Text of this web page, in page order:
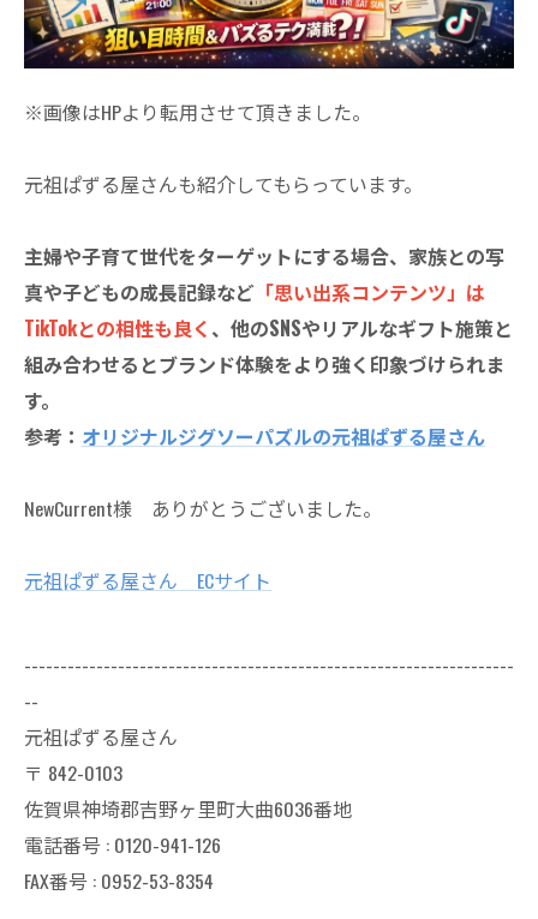
※画像はHPより転用させて頂きました。
元祖ぱずる屋さんも紹介してもらっています。
主婦や子育て世代をターゲットにする場合、家族との写
真や子どもの成長記録など 「思い出系コンテンツ」は
TikTokとの相性も良く 、他のSNSやリアルなギフト施策と
組み合わせるとブランド体験をより強く印象づけられま
す。
参考： オリジナルジグソーパズルの元祖ぱずる屋さん
NewCurrent様 ありがとうございました。
元祖ぱずる屋さん ECサイト
--------------------------------------------------------------------
--
元祖ぱずる屋さん
〒 842-0103
佐賀県神埼郡吉野ヶ里町大曲6036番地
電話番号 : 0120-941-126
FAX番号 : 0952-53-8354